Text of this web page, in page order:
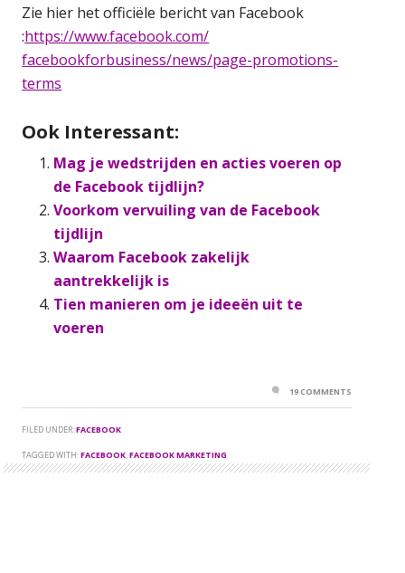
Zie hier het officiële bericht van Facebook
:https://www.facebook.com/
facebookforbusiness/news/page-promotions-
terms
Ook Interessant:
Mag je wedstrijden en acties voeren op
de Facebook tijdlijn?
Voorkom vervuiling van de Facebook
tijdlijn
Waarom Facebook zakelijk
aantrekkelijk is
Tien manieren om je ideeën uit te
voeren
FILED UNDER:FACEBOOK
TAGGED WITH:FACEBOOK,FACEBOOK MARKETING
19 COMMENTS